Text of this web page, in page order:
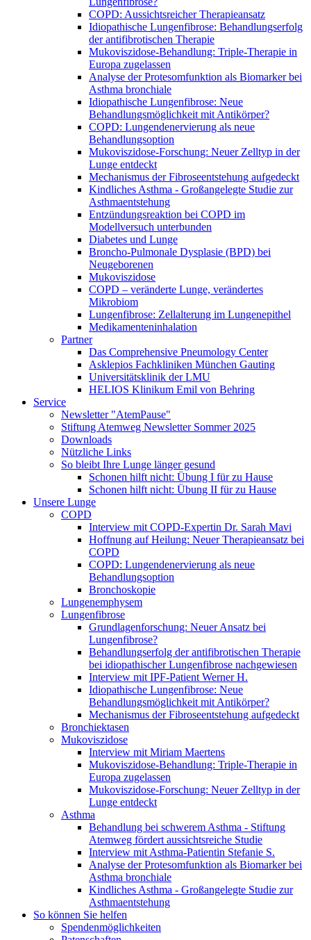
COPD: Aussichtsreicher Therapieansatz
Idiopathische Lungenfibrose: Behandlungserfolg
der antifibrotischen Therapie
Mukoviszidose-Behandlung: Triple-Therapie in
Europa zugelassen
Analyse der Protesomfunktion als Biomarker bei
Asthma bronchiale
Idiopathische Lungenfibrose: Neue
Behandlungsmöglichkeit mit Antikörper?
COPD: Lungendenervierung als neue
Behandlungsoption
Mukoviszidose-Forschung: Neuer Zelltyp in der
Lunge entdeckt
Mechanismus der Fibroseentstehung aufgedeckt
Kindliches Asthma - Großangelegte Studie zur
Asthmaentstehung
Entzündungsreaktion bei COPD im
Modellversuch unterbunden
Diabetes und Lunge
Broncho-Pulmonale Dysplasie (BPD) bei
Neugeborenen
Mukoviszidose
COPD – veränderte Lunge, verändertes
Mikrobiom
Lungenfibrose: Zellalterung im Lungenepithel
Medikamenteninhalation
Partner
Das Comprehensive Pneumology Center
Asklepios Fachkliniken München Gauting
Universitätsklinik der LMU
HELIOS Klinikum Emil von Behring
Service
Newsletter "AtemPause"
Stiftung Atemweg Newsletter Sommer 2025
Downloads
Nützliche Links
So bleibt Ihre Lunge länger gesund
Schonen hilft nicht: Übung I für zu Hause
Schonen hilft nicht: Übung II für zu Hause
Unsere Lunge
COPD
Interview mit COPD-Expertin Dr. Sarah Mavi
Hoffnung auf Heilung: Neuer Therapieansatz bei
COPD
COPD: Lungendenervierung als neue
Behandlungsoption
Bronchoskopie
Lungenemphysem
Lungenfibrose
Grundlagenforschung: Neuer Ansatz bei
Lungenfibrose?
Behandlungserfolg der antifibrotischen Therapie
bei idiopathischer Lungenfibrose nachgewiesen
Interview mit IPF-Patient Werner H.
Idiopathische Lungenfibrose: Neue
Behandlungsmöglichkeit mit Antikörper?
Mechanismus der Fibroseentstehung aufgedeckt
Bronchiektasen
Mukoviszidose
Interview mit Miriam Maertens
Mukoviszidose-Behandlung: Triple-Therapie in
Europa zugelassen
Mukoviszidose-Forschung: Neuer Zelltyp in der
Lunge entdeckt
Asthma
Behandlung bei schwerem Asthma - Stiftung
Atemweg fördert aussichtsreiche Studie
Interview mit Asthma-Patientin Stefanie S.
Analyse der Protesomfunktion als Biomarker bei
Asthma bronchiale
Kindliches Asthma - Großangelegte Studie zur
Asthmaentstehung
So können Sie helfen
Spendenmöglichkeiten